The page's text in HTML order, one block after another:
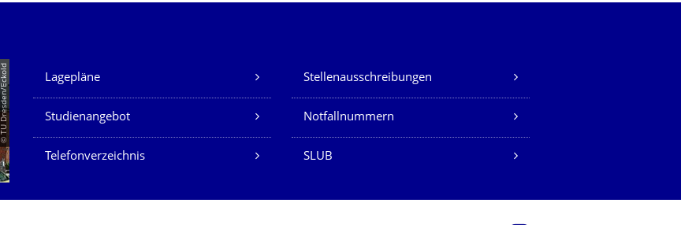
© TU Dresden/Eckold Unsere Dienste
Lagepläne Stellenausschreibungen
Studienangebot Notfallnummern
Telefonverzeichnis SLUB